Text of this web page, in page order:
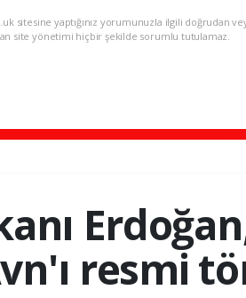
sitesine yaptığınız yorumunuzla ilgili doğrudan
site yönetimi hiçbir şekilde sorumlu tutulamaz.
resmi